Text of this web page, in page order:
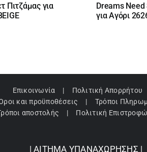
Πιτζάμας για
Dreams Need
για Αγόρι
Επικοινωνία
Πολιτική Απορρήτου
και προϋποθέσεις
Τρόποι
αποστολής
Πολιτική
| ΑΙΤΗΜΑ ΥΠΑΝΑΧΩΡΗΣΗΣ |